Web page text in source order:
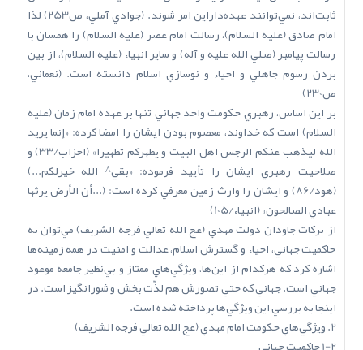
ثابت‌اند، نمي‌توانند عهده‌داراين امر شوند. (جوادي آملي، ص253) لذا
امام صادق (عليه السلام)، رسالت امام عصر (عليه السلام) را همسان با
رسالت پيامبر (صلي ‌الله‌ عليه‌ و آله) و ساير انبياء (عليه السلام)، از بين
بردن رسوم جاهلي و احياء و نوسازي اسلام دانسته است. (نعماني،
ص230)
بر اين اساس، رهبري حکومت واحد جهاني تنها بر عهده امام زمان (عليه
السلام) است که خداوند، معصوم بودن ايشان را امضا کرده: «إنما يريد
الله ليذهب عنکم الرجس اهل البيت و يطهرکم تطهيرا» (احزاب/33) و
صلاحيت رهبري ايشان را تأييد فرموده: «بقي^ الله خيرلکم...)
(هود/86) و ايشان را وارث زمين معرفي کرده است: (...أن الأرض يرثها
عبادي الصالحون» (انبياء/105)
از برکات جاودان دولت مهدي (عج ‌الله‌ تعالي‌ فرجه ‌الشريف) مي‌توان به
حاکميت جهاني، احياء و گسترش اسلام، عدالت و امنيت در همه زمينه‌ها
اشاره کرد که هرکدام از اين‌ها، ويژگي‌هاي ممتاز و بي‌نظير جامعه موعود
جهاني است. جهاني که حتي تصورش هم لذّت بخش و شورانگيز است. در
اينجا به بررسي اين ويژگي‌ها پرداخته شده است.
2. ويژگي‌هاي حکومت امام مهدي (عج ‌الله‌ تعالي‌ فرجه ‌الشريف)